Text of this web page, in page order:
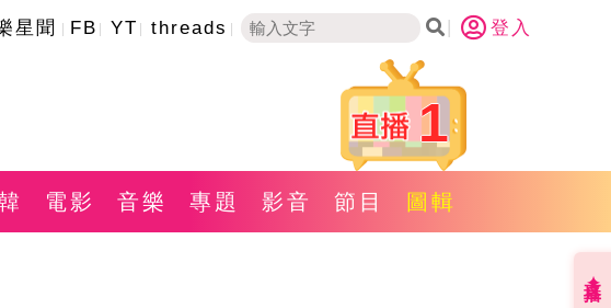
星聞 FB YT threads 登入
1
電影 音樂 專題 影音 節目 圖輯
直播✦活動